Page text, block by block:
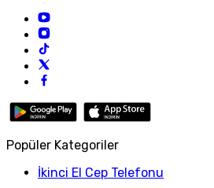
Popüler Kategoriler
İkinci El Cep Telefonu